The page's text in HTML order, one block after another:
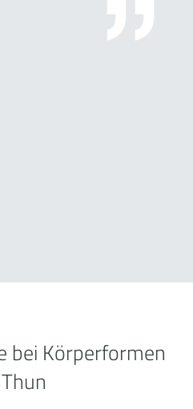
bei Körperformen